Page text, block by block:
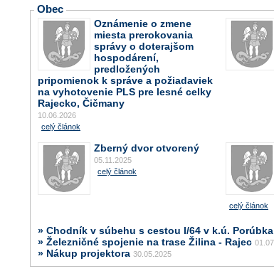
Obec
Oznámenie o zmene
miesta prerokovania
správy o doterajšom
hospodárení,
predložených
pripomienok k správe a požiadaviek
na vyhotovenie PLS pre lesné celky
Rajecko, Čičmany
10.06.2026
celý článok
Zberný dvor otvorený
05.11.2025
celý článok
celý článok
» Chodník v súbehu s cestou I/64 v k.ú. Porúbka
» Železničné spojenie na trase Žilina - Rajec
» Nákup projektora 30.05.2025